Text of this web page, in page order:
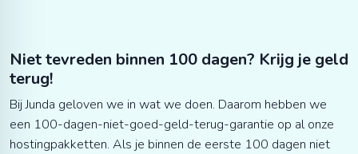
Niet tevreden binnen 100 dagen? Krijg je geld
terug!
Bij Junda geloven we in wat we doen. Daarom hebben we
een 100-dagen-niet-goed-geld-terug-garantie op al onze
hostingpakketten. Als je binnen de eerste 100 dagen niet